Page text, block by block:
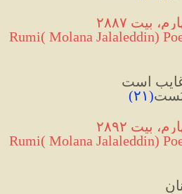
بیت ۲۸۸۷
Rumi( Molana Jalaleddin)
است
(۲۱)
بیت ۲۸۹۲
Rumi( Molana Jalaleddin)